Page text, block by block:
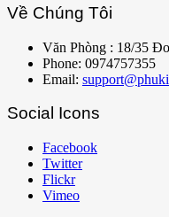
Về Chúng Tôi
Văn Phòng : 18/35
Phone: 0974757355
Email:
Social Icons
Facebook
Twitter
Flickr
Vimeo